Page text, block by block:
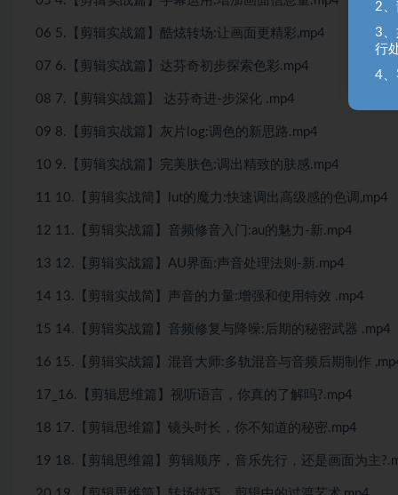
06 5.【剪辑实战篇】酷炫转场:让画面更精彩,mp4
07 6.【剪辑实战篇】达芬奇初步探索色彩.mp4
08 7.【剪辑实战篇】 达芬奇进-步深化 .mp4
09 8.【剪辑实战篇】灰片log:调色的新思路.mp4
10 9.【剪辑实战篇】完美肤色:调出精致的肤感.mp4
11 10.【剪辑实战簡】lut的魔力:快速调出高级感的色调,mp4
12 11.【剪辑实战篇】音频修音入门:au的魅力-新.mp4
13 12.【剪辑实战篇】AU界面:声音处理法则-新.mp4
14 13.【剪辑实战简】声音的力量:增强和使用特效 .mp4
15 14.【剪辑实战篇】音频修复与降噪:后期的秘密武器 .mp4
16 15.【剪辑实战篇】混音大师:多轨混音与音频后期制作
17_16.【剪辑思维篇】视听语言，你真的了解吗?.mp4
18 17.【剪辑思维篇】镜头时长，你不知道的秘密.mp4
19 18.【剪辑思维篇】剪辑顺序，音乐先行，还是画面为主
2
3、
行
4、